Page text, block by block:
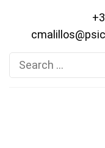
Search
for: